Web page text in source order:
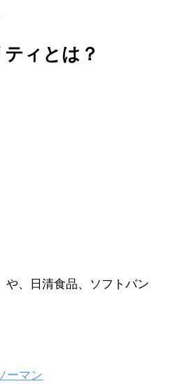
ィとは？
や、日清食品、ソフトバン
ーマン